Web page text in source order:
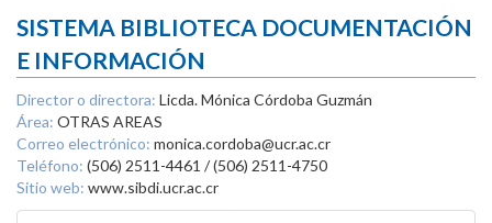
SISTEMA BIBLIOTECA DOCUMENTACIÓN
E INFORMACIÓN
Director o directora: Licda. Mónica Córdoba Guzmán
Área: OTRAS AREAS
Correo electrónico: monica.cordoba@ucr.ac.cr
Teléfono: (506) 2511-4461 / (506) 2511-4750
Sitio web: www.sibdi.ucr.ac.cr